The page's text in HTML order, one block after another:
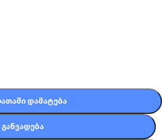
ᲓᲐᲛᲐᲢᲔᲑᲐ
ᲒᲐᲜᲕᲐᲓᲔᲑᲐ